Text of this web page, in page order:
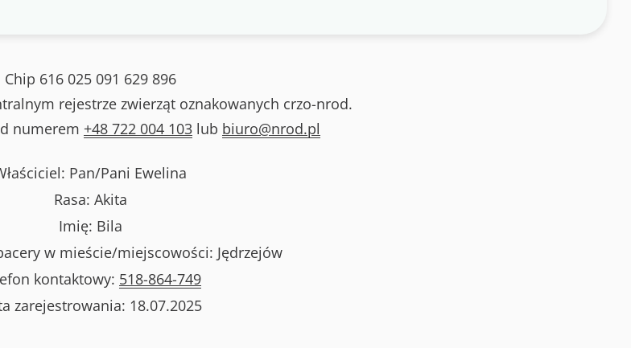
Chip 616 025 091 629 896
rejestrze zwierząt oznakowanych crzo-nrod.
numerem +48 722 004 103 lub biuro@nrod.pl
Pan/Pani Ewelina
Rasa: Akita
Imię: Bila
w mieście/miejscowości: Jędrzejów
kontaktowy: 518-864-749
zarejestrowania: 18.07.2025